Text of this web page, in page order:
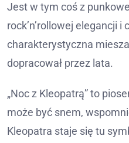
Jest w tym coś z
rock’n’rollowej elegancji
charakterystyczna
dopracował przez lata.
„Noc z Kleopatrą” to
może być snem,
Kleopatra staje się tu